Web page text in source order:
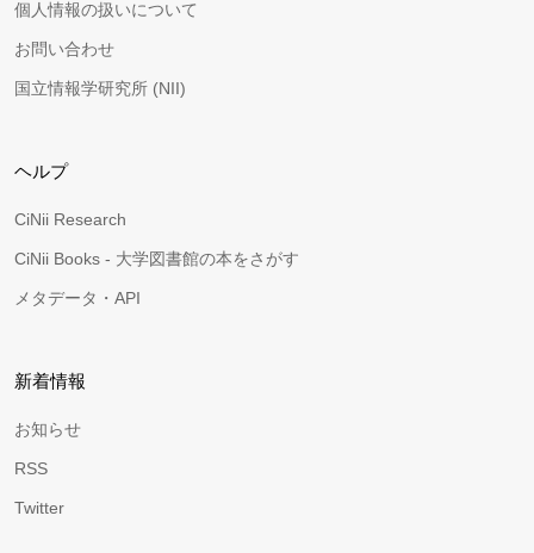
個人情報の扱いについて
お問い合わせ
国立情報学研究所 (NII)
ヘルプ
CiNii Research
CiNii Books - 大学図書館の本をさがす
メタデータ・API
新着情報
お知らせ
RSS
Twitter